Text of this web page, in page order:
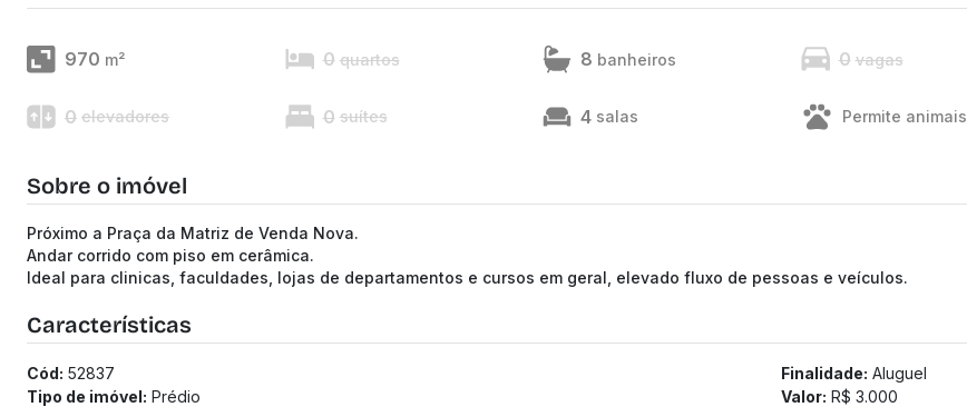
970 m² 0 quartos 8 banheiros 0 vagas
0 elevadores 0 suítes 4 salas Permite animais
Sobre o imóvel
Próximo a Praça da Matriz de Venda Nova.
Andar corrido com piso em cerâmica.
Ideal para clinicas, faculdades, lojas de departamentos e cursos em geral, elevado fluxo de pessoas e veículos.
Características
Cód: 52837
Tipo de imóvel: Prédio
Finalidade: Aluguel
Valor: R$ 3.000